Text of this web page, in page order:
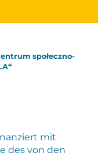
społeczno-
mit
des von den